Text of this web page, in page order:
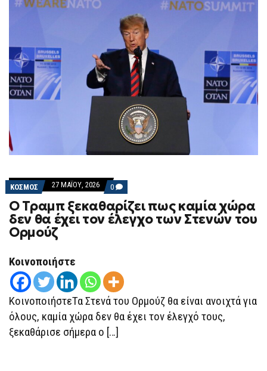
ΚΟΣΜΟΣ 27 ΜΑΪ́ΟΥ, 2026 0 COMMENTS
ON
Ο
ΤΡΑΜΠ
ΞΕΚΑΘΑΡΊΖΕΙ
ΈΧΕΙ
ΤΟΝ
ΈΛΕΓΧΟ
ΤΩΝ
ΣΤΕΝΏΝ
ΤΟΥ
ΟΡΜΟΎΖ
Ο Τραμπ ξεκαθαρίζει πως καμία χώρα
δεν θα έχει τον έλεγχο των Στενών του
Ορμούζ
Κοινοποιήστε
ΚοινοποιήστεΤα Στενά του Ορμούζ θα είναι ανοιχτά για
όλους, καμία χώρα δεν θα έχει τον έλεγχό τους,
ξεκαθάρισε σήμερα ο […]